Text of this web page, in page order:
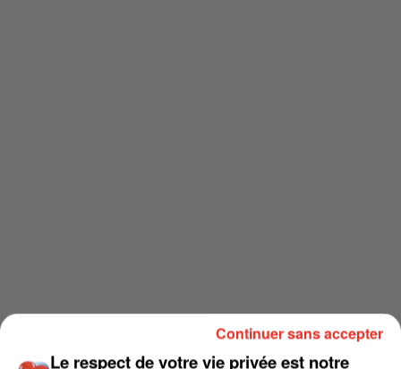
Le respect de votre vie privée est notre
Continuer sans accepter